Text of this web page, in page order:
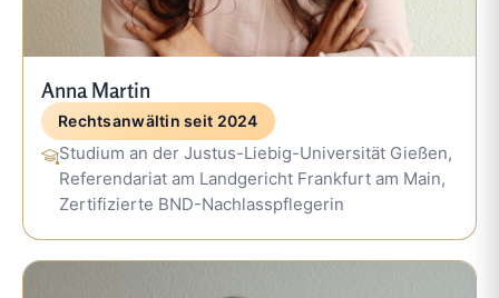
Anna Martin
Rechtsanwältin seit 2024
Studium an der Justus-Liebig-Universität Gießen,
Referendariat am Landgericht Frankfurt am Main,
Zertifizierte BND-Nachlasspflegerin